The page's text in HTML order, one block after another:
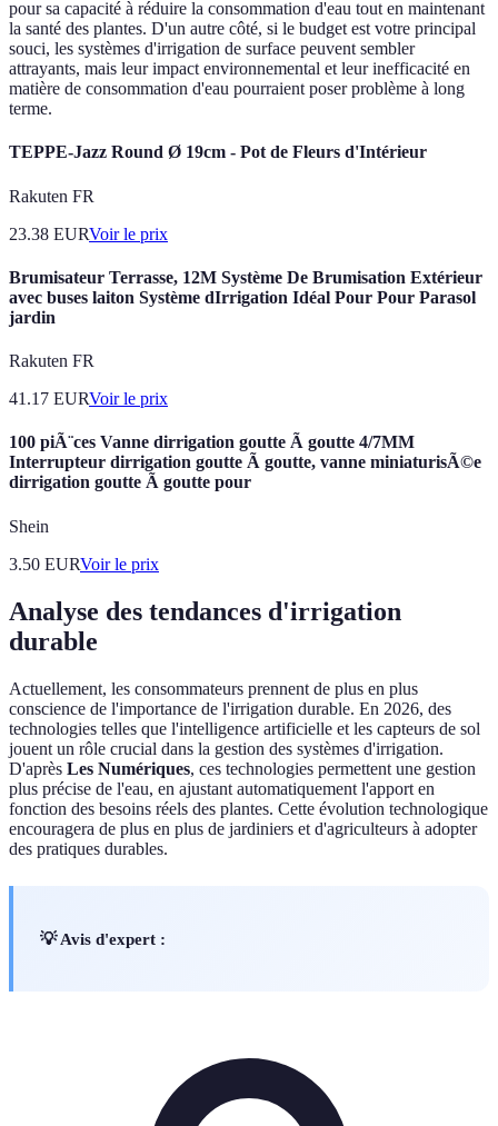
pour sa capacité à réduire la consommation d'eau tout en maintenant
la santé des plantes. D'un autre côté, si le budget est votre principal
souci, les systèmes d'irrigation de surface peuvent sembler
attrayants, mais leur impact environnemental et leur inefficacité en
matière de consommation d'eau pourraient poser problème à long
terme.
TEPPE-Jazz Round Ø 19cm - Pot de Fleurs d'Intérieur
Rakuten FR
23.38 EURVoir le prix
Brumisateur Terrasse, 12M Système De Brumisation Extérieur
avec buses laiton Système dIrrigation Idéal Pour Pour Parasol
jardin
Rakuten FR
41.17 EURVoir le prix
100 piÃ¨ces Vanne dirrigation goutte Ã goutte 4/7MM
Interrupteur dirrigation goutte Ã goutte, vanne miniaturisÃ©e
dirrigation goutte Ã goutte pour
Shein
3.50 EURVoir le prix
Analyse des tendances d'irrigation
durable
Actuellement, les consommateurs prennent de plus en plus
conscience de l'importance de l'irrigation durable. En 2026, des
technologies telles que l'intelligence artificielle et les capteurs de sol
jouent un rôle crucial dans la gestion des systèmes d'irrigation.
D'après Les Numériques, ces technologies permettent une gestion
plus précise de l'eau, en ajustant automatiquement l'apport en
fonction des besoins réels des plantes. Cette évolution technologique
encouragera de plus en plus de jardiniers et d'agriculteurs à adopter
des pratiques durables.
💡 Avis d'expert :